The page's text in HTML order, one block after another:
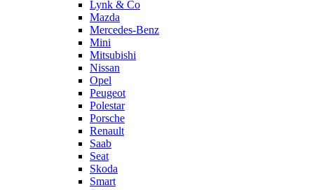
Lynk & Co
Mazda
Mercedes-Benz
Mini
Mitsubishi
Nissan
Opel
Peugeot
Polestar
Porsche
Renault
Saab
Seat
Skoda
Smart